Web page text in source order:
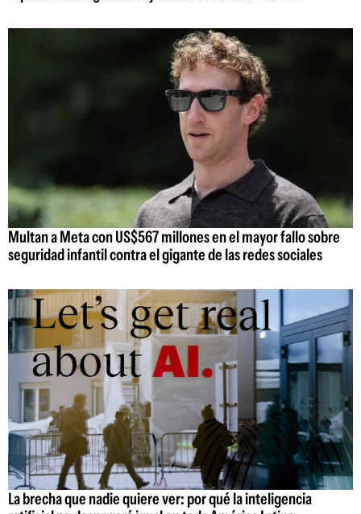
Multan a Meta con US$567 millones en el mayor fallo sobre
seguridad infantil contra el gigante de las redes sociales
La brecha que nadie quiere ver: por qué la inteligencia